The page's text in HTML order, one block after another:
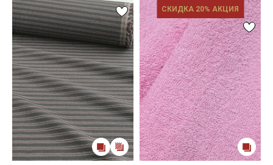
СКИДКА 20% АКЦИЯ